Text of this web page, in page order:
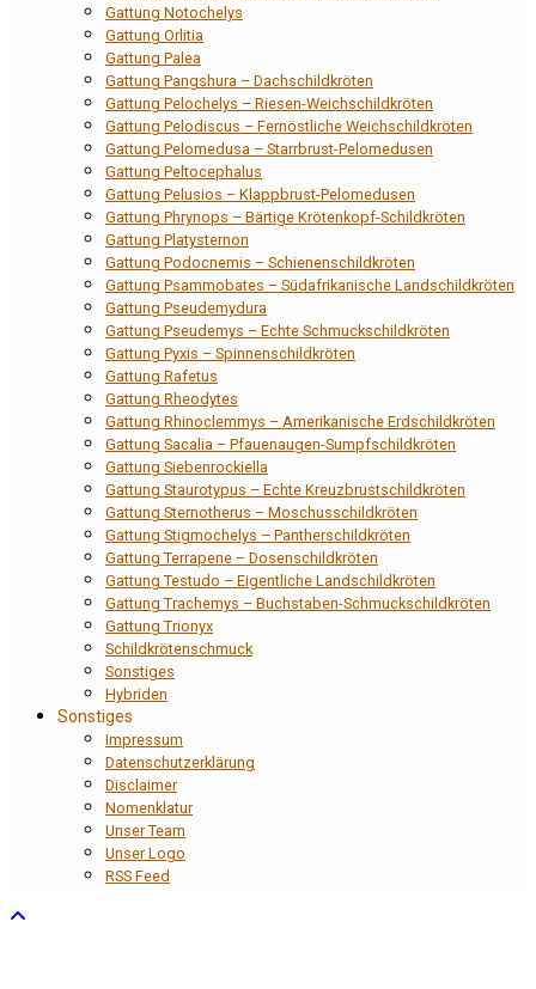
Gattung Notochelys
Gattung Orlitia
Gattung Palea
Gattung Pangshura – Dachschildkröten
Gattung Pelochelys – Riesen-Weichschildkröten
Gattung Pelodiscus – Fernöstliche Weichschildkröten
Gattung Pelomedusa – Starrbrust-Pelomedusen
Gattung Peltocephalus
Gattung Pelusios – Klappbrust-Pelomedusen
Gattung Phrynops – Bärtige Krötenkopf-Schildkröten
Gattung Platysternon
Gattung Podocnemis – Schienenschildkröten
Gattung Psammobates – Südafrikanische Landschildkröten
Gattung Pseudemydura
Gattung Pseudemys – Echte Schmuckschildkröten
Gattung Pyxis – Spinnenschildkröten
Gattung Rafetus
Gattung Rheodytes
Gattung Rhinoclemmys – Amerikanische Erdschildkröten
Gattung Sacalia – Pfauenaugen-Sumpfschildkröten
Gattung Siebenrockiella
Gattung Staurotypus – Echte Kreuzbrustschildkröten
Gattung Sternotherus – Moschusschildkröten
Gattung Stigmochelys – Pantherschildkröten
Gattung Terrapene – Dosenschildkröten
Gattung Testudo – Eigentliche Landschildkröten
Gattung Trachemys – Buchstaben-Schmuckschildkröten
Gattung Trionyx
Schildkrötenschmuck
Sonstiges
Hybriden
Sonstiges
Impressum
Datenschutzerklärung
Disclaimer
Nomenklatur
Unser Team
Unser Logo
RSS Feed